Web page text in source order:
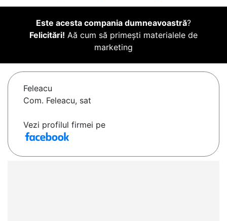
Este acesta compania dumneavoastră?
Felicitări! Aă cum să primești materialele de
marketing
Feleacu
Com. Feleacu, sat
Vezi profilul firmei pe